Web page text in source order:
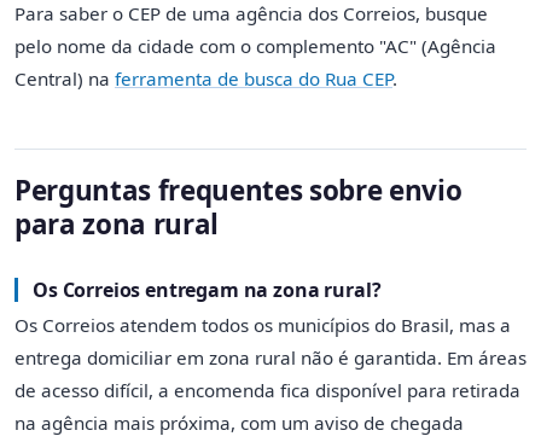
Para saber o CEP de uma agência dos Correios, busque
pelo nome da cidade com o complemento "AC" (Agência
Central) na ferramenta de busca do Rua CEP.
Perguntas frequentes sobre envio
para zona rural
Os Correios entregam na zona rural?
Os Correios atendem todos os municípios do Brasil, mas a
entrega domiciliar em zona rural não é garantida. Em áreas
de acesso difícil, a encomenda fica disponível para retirada
na agência mais próxima, com um aviso de chegada